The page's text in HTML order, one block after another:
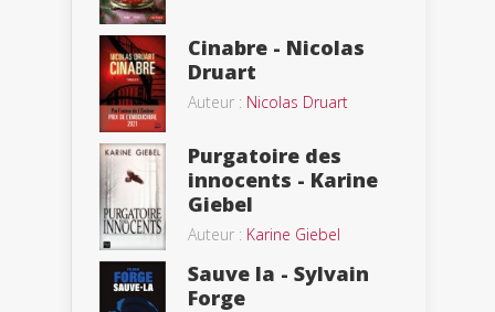
Cinabre - Nicolas
Druart
Auteur : Nicolas Druart
Purgatoire des
innocents - Karine
Giebel
Auteur : Karine Giebel
Sauve la - Sylvain
Forge